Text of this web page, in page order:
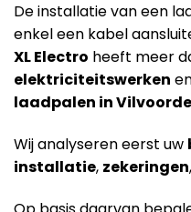
De installatie van een
enkel een kabel
XL Electro heeft meer
elektriciteitswerken
laadpalen in Vilvoorde
Wij analyseren eerst uw
installatie, zekeringen